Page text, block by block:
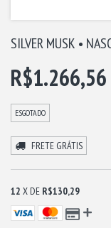
SILVER MUSK •
R$1.266,56
ESGOTADO
FRETE GRÁTIS
12 X DE R$130,29